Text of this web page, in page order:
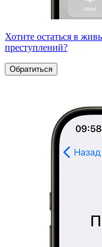
Хотите остаться в
преступлений?
Обратиться